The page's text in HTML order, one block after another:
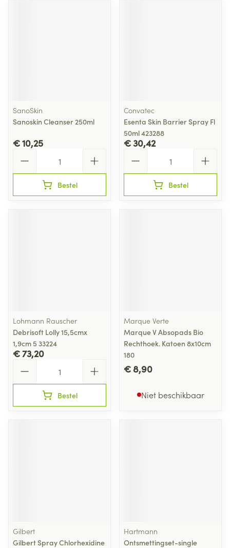
SanoSkin
Sanoskin Cleanser 250ml
€ 10,25
Bestel
Convatec
Esenta Skin Barrier Spray Fl
50ml 423288
€ 30,42
Bestel
Lohmann Rauscher
Debrisoft Lolly 15,5cmx
1,9cm 5 33224
€ 73,20
Bestel
Marque Verte
Marque V Absopads Bio
Rechthoek. Katoen 8x10cm
180
€ 8,90
Niet beschikbaar
Gilbert
Gilbert Spray Chlorhexidine
Hartmann
Ontsmettingset-single